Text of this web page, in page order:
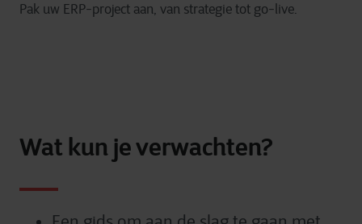
Pak uw ERP-project aan, van strategie tot go-live.
Wat kun je verwachten?